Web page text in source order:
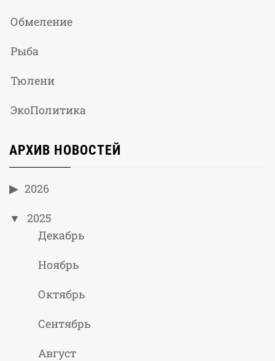
Обмеление
Рыба
Тюлени
ЭкоПолитика
АРХИВ НОВОСТЕЙ
2026
2025
Декабрь
Ноябрь
Октябрь
Сентябрь
Август